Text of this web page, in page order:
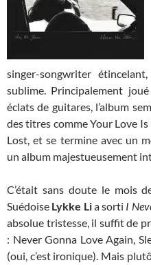
singer-songwriter
sublime. Principalement
éclats de guitares, l’album
des titres comme Your Love
Lost, et se termine avec un
un album majestueusement
C’était sans doute le mois
Suédoise Lykke Lia sorti I
absolue tristesse, il suffit de
: Never Gonna Love Again,
(oui, c’est ironique). Mais